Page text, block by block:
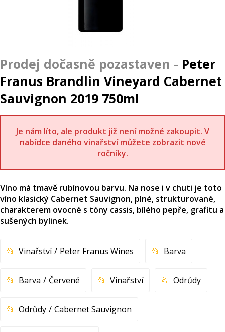
Peter
Franus Brandlin Vineyard Cabernet
Sauvignon 2019 750ml
Je nám líto, ale produkt již není možné zakoupit. V
nabídce daného vinařství můžete zobrazit nové
ročníky.
Víno má tmavě rubínovou barvu. Na nose i v chuti je toto
víno klasický Cabernet Sauvignon, plné, strukturované,
charakterem ovocné s tóny cassis, bílého pepře, grafitu a
sušených bylinek.
Vinařství Peter Franus Wines Barva
Barva Červené Vinařství Odrůdy
Odrůdy Cabernet Sauvignon